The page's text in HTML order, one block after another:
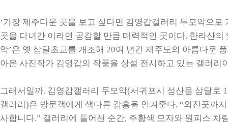
‘가장 제주다운 곳을 보고 싶다면 김영갑갤러리 두모악으로
곳을 다녀간 이라면 공감할 만큼 매력적인 곳이다. 한라산의
악’은 옛 삼달초교를 개조해 20여 년간 제주도의 아름다운
아온 사진작가 김영갑의 작품을 상설 전시하고 있는 갤러리
그래서일까. 김영갑갤러리 두모악(서귀포시 성산읍 삼달로
갤러리)은 방문객에게 색다른 감흥을 안겨준다. “외진곳까
사합니다.” 갤러리에 들어선 순간, 주황색 모자와 원피스 차